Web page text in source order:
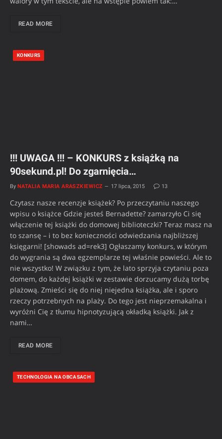
READ MORE
KONKURS
!!! UWAGA !!! – KONKURS z książką na
90sekund.pl! Do zgarnięcia…
By NATALIA MARIA ARASZKIEWICZ 17 lipca, 2015 13
Czytasz nasze recenzje książek? Po przeczytaniu naszego
wpisu o książce Gdzie jesteś Bernadette? zamarzyło Ci się
włączenie tej książki do domowej biblioteczki? Teraz masz na
to szansę – i to bez konieczności odwiedzania najbliższej
księgarni! [showads ad=rek3] Ogłaszamy konkurs, w którym
do wygrania są dwa egzemplarze tej właśnie powieści. Ale to
nie wszystko! W związku z tym, że lato sprzyja czytaniu poza
domem, do każdej książki w zestawie dorzucamy dużą torbę
plażową. Zmieści się do niej niejedna książka, ale i sporo
rzeczy potrzebnych na plaży. Do tego jest nieprzemakalna i
wyróżni Cię z tłumu hipnotyzującą okładką książki. Jak z
nami…
READ MORE
TECHNOLOGIA NA OBCASACH